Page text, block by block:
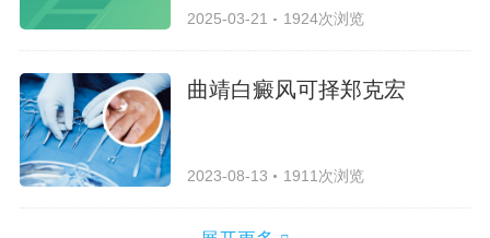
2025-03-21 1924次浏览
曲靖白癜风可择郑克宏
2023-08-13 1911次浏览